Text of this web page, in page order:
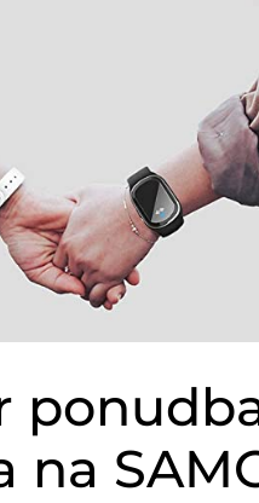
na